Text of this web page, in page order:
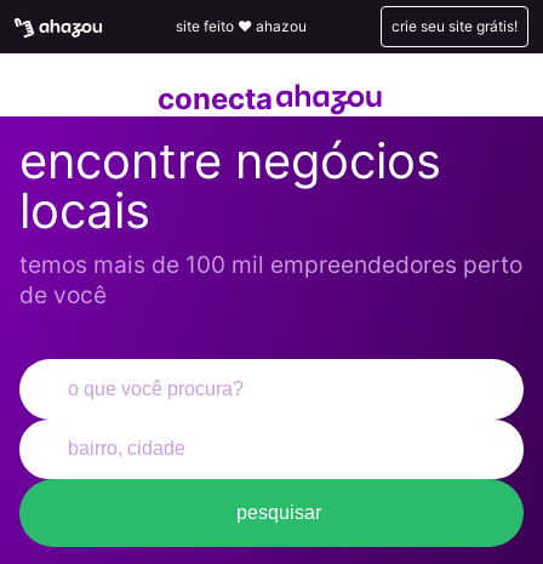
site feito ❤️ ahazou crie seu site grátis!
conecta
encontre negócios
locais
temos mais de 100 mil empreendedores perto
de você
pesquisar